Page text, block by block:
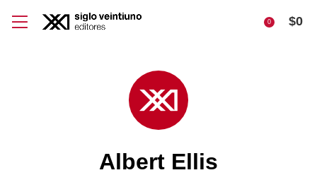
0 $0
Albert Ellis